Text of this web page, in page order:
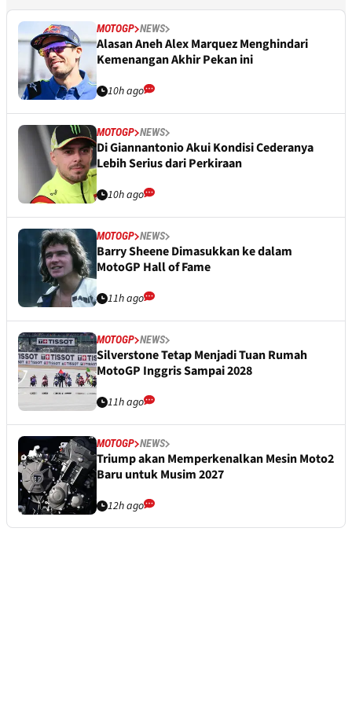
MOTOGP NEWS
Alasan Aneh Alex Marquez Menghindari
Kemenangan Akhir Pekan ini
10h ago
MOTOGP NEWS
Di Giannantonio Akui Kondisi Cederanya
Lebih Serius dari Perkiraan
10h ago
MOTOGP NEWS
Barry Sheene Dimasukkan ke dalam
MotoGP Hall of Fame
11h ago
MOTOGP NEWS
Silverstone Tetap Menjadi Tuan Rumah
MotoGP Inggris Sampai 2028
11h ago
MOTOGP NEWS
Triump akan Memperkenalkan Mesin Moto2
Baru untuk Musim 2027
12h ago